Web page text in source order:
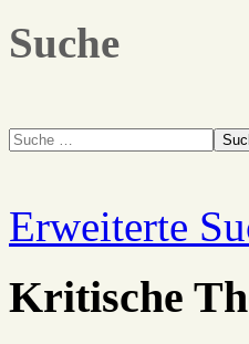
Suche
Erweiterte
Kritische